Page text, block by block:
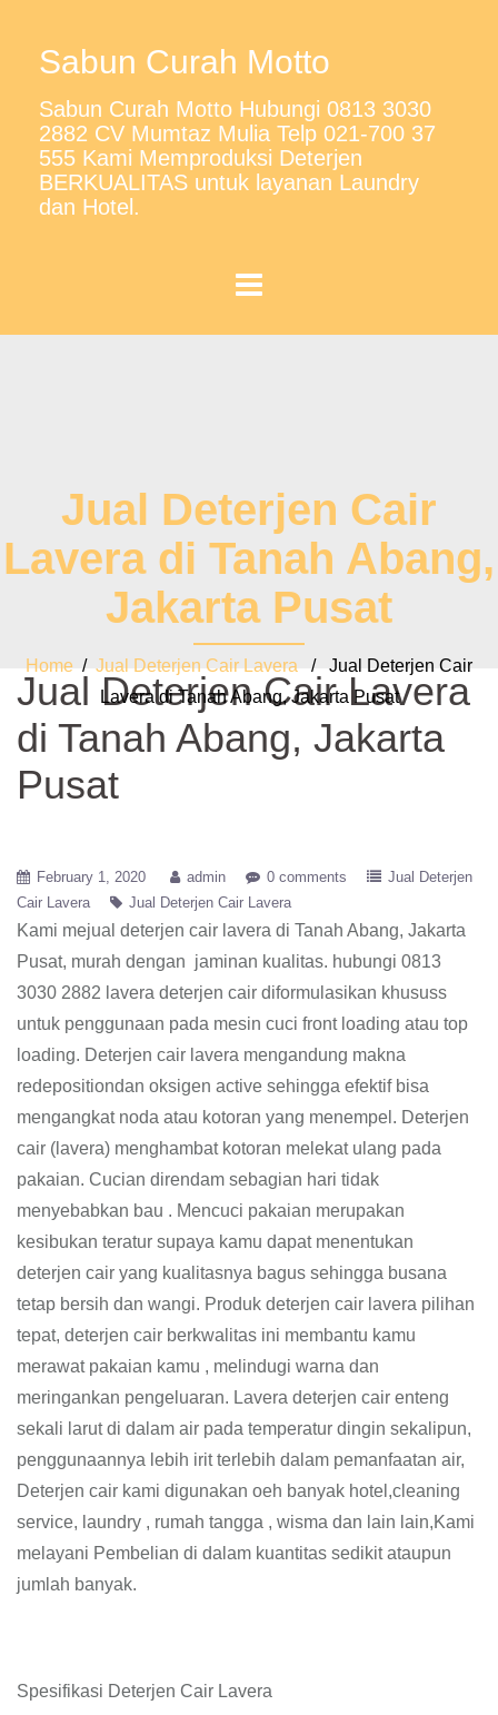
Sabun Curah Motto
Sabun Curah Motto Hubungi 0813 3030
2882 CV Mumtaz Mulia Telp 021-700 37
555 Kami Memproduksi Deterjen
BERKUALITAS untuk layanan Laundry
dan Hotel.
Jual Deterjen Cair
Lavera di Tanah Abang,
Jakarta Pusat
Home / Jual Deterjen Cair Lavera / Jual Deterjen Cair
Lavera di Tanah Abang, Jakarta Pusat
Jual Deterjen Cair Lavera
di Tanah Abang, Jakarta
Pusat
February 1, 2020 admin 0 comments
Jual Deterjen
Cair Lavera
Jual Deterjen Cair Lavera
Kami mejual deterjen cair lavera di Tanah Abang, Jakarta
Pusat, murah dengan jaminan kualitas. hubungi 0813
3030 2882 lavera deterjen cair diformulasikan khususs
untuk penggunaan pada mesin cuci front loading atau top
loading. Deterjen cair lavera mengandung makna
redepositiondan oksigen active sehingga efektif bisa
mengangkat noda atau kotoran yang menempel. Deterjen
cair (lavera) menghambat kotoran melekat ulang pada
pakaian. Cucian direndam sebagian hari tidak
menyebabkan bau . Mencuci pakaian merupakan
kesibukan teratur supaya kamu dapat menentukan
deterjen cair yang kualitasnya bagus sehingga busana
tetap bersih dan wangi. Produk deterjen cair lavera pilihan
tepat, deterjen cair berkwalitas ini membantu kamu
merawat pakaian kamu , melindugi warna dan
meringankan pengeluaran. Lavera deterjen cair enteng
sekali larut di dalam air pada temperatur dingin sekalipun,
penggunaannya lebih irit terlebih dalam pemanfaatan air,
Deterjen cair kami digunakan oeh banyak hotel,cleaning
service, laundry , rumah tangga , wisma dan lain lain,Kami
melayani Pembelian di dalam kuantitas sedikit ataupun
jumlah banyak.
Spesifikasi Deterjen Cair Lavera